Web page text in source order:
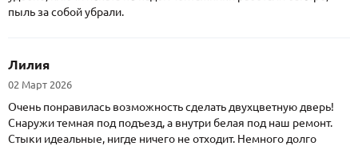
пыль за собой убрали.
Лилия
02 Март 2026
Очень понравилась возможность сделать двухцветную дверь!
Снаружи темная под подъезд, а внутри белая под наш ремонт.
Стыки идеальные, нигде ничего не отходит. Немного долго